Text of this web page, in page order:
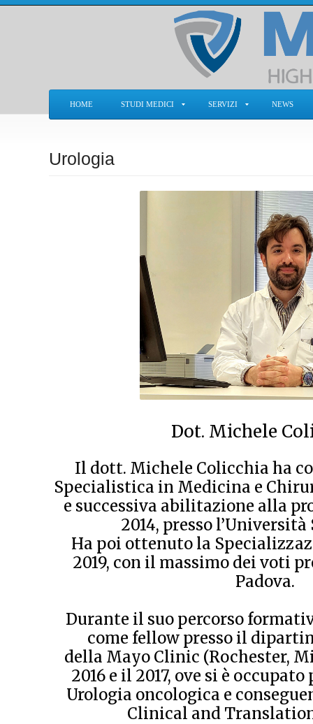
HOME STUDI MEDICI SERVIZI NEWS
Urologia
Dot. Michele
Il dott. Michele Colicchia ha
Specialistica in Medicina e
e successiva abilitazione alla
2014, presso l’Università
Ha poi ottenuto la
2019, con il massimo dei voti
Padova.
Durante il suo percorso
come fellow presso il
della Mayo Clinic (Rochester,
2016 e il 2017, ove si è
Urologia oncologica e
Clinical and